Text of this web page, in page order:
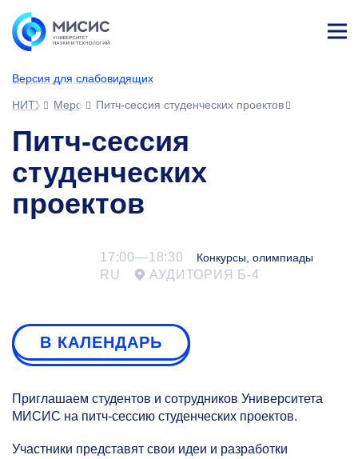
Версия для слабовидящих
ине
НИТУ МИСИСМероприятияПитч-сессия студенческих проектов
Питч-сессия
студенческих
проектов
17:00—18:30 Конкурсы, олимпиады
RU АУДИТОРИЯ Б-4
В КАЛЕНДАРЬ
Приглашаем студентов и сотрудников Университета
МИСИС на питч-сессию студенческих проектов.
Участники представят свои идеи и разработки